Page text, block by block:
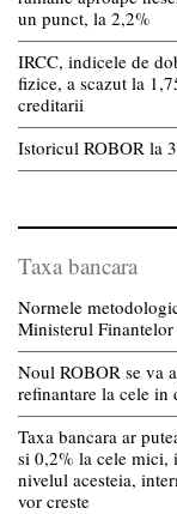
un punct, la 2,2%
IRCC, indicele de
fizice, a scazut la
creditarii
Istoricul ROBOR la
Taxa bancara
Normele
Ministerul Finantelor
Noul ROBOR se va
refinantare la cele in
Taxa bancara ar
si 0,2% la cele mici,
nivelul acesteia,
vor creste